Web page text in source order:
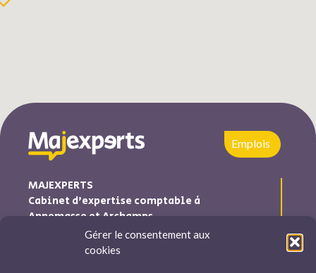
Gérer le consentement aux
cookies
Emplois
MAJEXPERTS
Cabinet d’expertise comptable à
Annemasse et Archamps
Majexperts est inscrite au tableau de l’ordre des experts
comptables Auvergne-Rhône-Alpes